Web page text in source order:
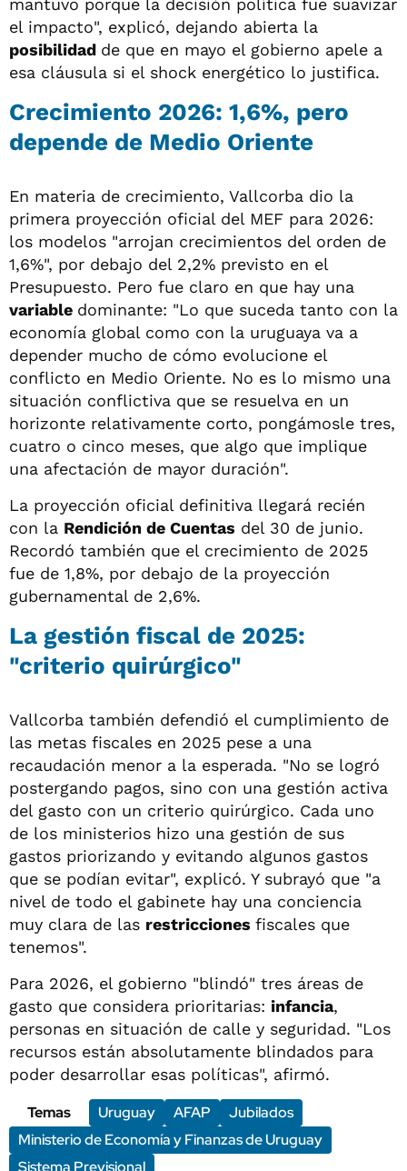
mantuvo porque la decisión política fue suavizar
el impacto", explicó, dejando abierta la
posibilidad de que en mayo el gobierno apele a
esa cláusula si el shock energético lo justifica.
Crecimiento 2026: 1,6%, pero
depende de Medio Oriente
En materia de crecimiento, Vallcorba dio la
primera proyección oficial del MEF para 2026:
los modelos "arrojan crecimientos del orden de
1,6%", por debajo del 2,2% previsto en el
Presupuesto. Pero fue claro en que hay una
variable dominante: "Lo que suceda tanto con la
economía global como con la uruguaya va a
depender mucho de cómo evolucione el
conflicto en Medio Oriente. No es lo mismo una
situación conflictiva que se resuelva en un
horizonte relativamente corto, pongámosle tres,
cuatro o cinco meses, que algo que implique
una afectación de mayor duración".
La proyección oficial definitiva llegará recién
con la Rendición de Cuentas del 30 de junio.
Recordó también que el crecimiento de 2025
fue de 1,8%, por debajo de la proyección
gubernamental de 2,6%.
La gestión fiscal de 2025:
"criterio quirúrgico"
Vallcorba también defendió el cumplimiento de
las metas fiscales en 2025 pese a una
recaudación menor a la esperada. "No se logró
postergando pagos, sino con una gestión activa
del gasto con un criterio quirúrgico. Cada uno
de los ministerios hizo una gestión de sus
gastos priorizando y evitando algunos gastos
que se podían evitar", explicó. Y subrayó que "a
nivel de todo el gabinete hay una conciencia
muy clara de las restricciones fiscales que
tenemos".
Para 2026, el gobierno "blindó" tres áreas de
gasto que considera prioritarias: infancia,
personas en situación de calle y seguridad. "Los
recursos están absolutamente blindados para
poder desarrollar esas políticas", afirmó.
Temas
Uruguay AFAP
Jubilados
Ministerio de Economía y Finanzas de Uruguay